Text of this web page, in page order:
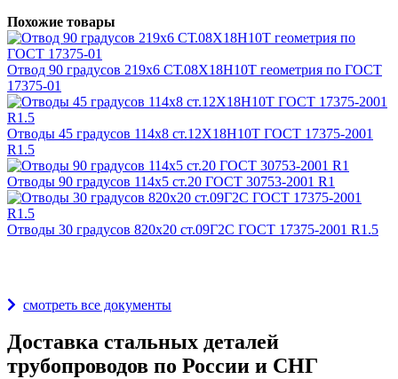
Похожие товары
Отвод 90 градусов 219x6 СТ.08Х18Н10Т геометрия по ГОСТ
17375-01
Отводы 45 градусов 114х8 ст.12Х18Н10Т ГОСТ 17375-2001
R1.5
Отводы 90 градусов 114х5 ст.20 ГОСТ 30753-2001 R1
Отводы 30 градусов 820х20 ст.09Г2С ГОСТ 17375-2001 R1.5
смотреть все документы
Доставка стальных деталей
трубопроводов по России и СНГ